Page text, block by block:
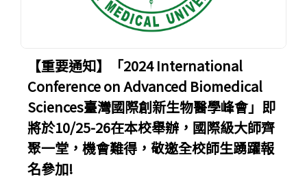
【重要通知】「2024 International
Conference on Advanced Biomedical
Sciences臺灣國際創新生物醫學峰會」即
將於10/25-26在本校舉辦，國際級大師齊
聚一堂，機會難得，敬邀全校師生踴躍報
名參加!